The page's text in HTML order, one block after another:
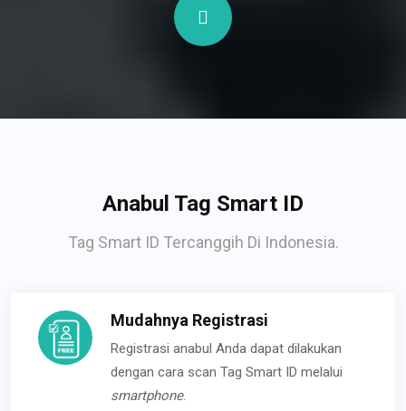
Anabul Tag Smart ID
Tag Smart ID Tercanggih Di Indonesia.
Mudahnya Registrasi
Registrasi anabul Anda dapat dilakukan
dengan cara scan Tag Smart ID melalui
smartphone.